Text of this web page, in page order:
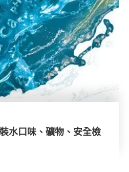
水口味、礦物、安全檢